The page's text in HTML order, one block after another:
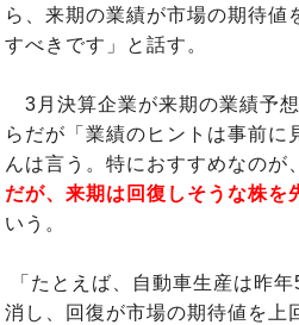
ら、来期の業績が市場の期待値
すべきです」と話す。
3月決算企業が来期の業績予
らだが「業績のヒントは事前に
んは言う。特におすすめなのが、
だが、来期は回復しそうな株を
いう。
「たとえば、自動車生産は昨
消し、回復が市場の期待値を上